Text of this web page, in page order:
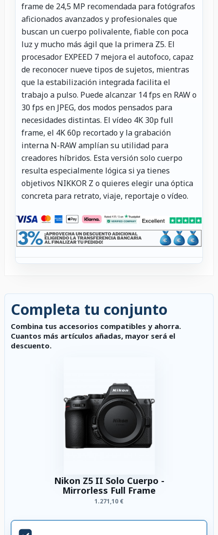
frame de 24,5 MP recomendada para fotógrafos
aficionados avanzados y profesionales que
buscan un cuerpo polivalente, fiable con poca
luz y mucho más ágil que la primera Z5. El
procesador EXPEED 7 mejora el autofoco, capaz
de reconocer nueve tipos de sujetos, mientras
que la estabilización integrada facilita el
trabajo a pulso. Puede alcanzar 14 fps en RAW o
30 fps en JPEG, dos modos pensados para
necesidades distintas. El vídeo 4K 30p full
frame, el 4K 60p recortado y la grabación
interna N-RAW amplían su utilidad para
creadores híbridos. Esta versión solo cuerpo
resulta especialmente lógica si ya tienes
objetivos NIKKOR Z o quieres elegir una óptica
concreta para retrato, viaje, reportaje o vídeo.
Completa tu conjunto
Combina tus accesorios compatibles y ahorra.
Cuantos más artículos añadas, mayor será el
descuento.
Nikon Z5 II Solo Cuerpo -
Mirrorless Full Frame
1.271,10 €